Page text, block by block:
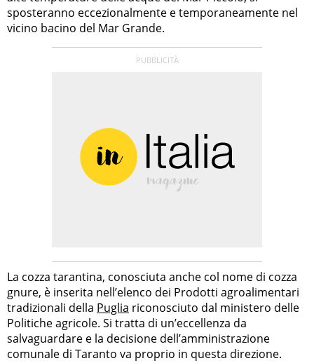
sposteranno eccezionalmente e temporaneamente nel
vicino bacino del Mar Grande.
La cozza tarantina, conosciuta anche col nome di cozza
gnure, è inserita nell’elenco dei Prodotti agroalimentari
tradizionali della Puglia riconosciuto dal ministero delle
Politiche agricole. Si tratta di un’eccellenza da
salvaguardare e la decisione dell’amministrazione
comunale di Taranto va proprio in questa direzione.